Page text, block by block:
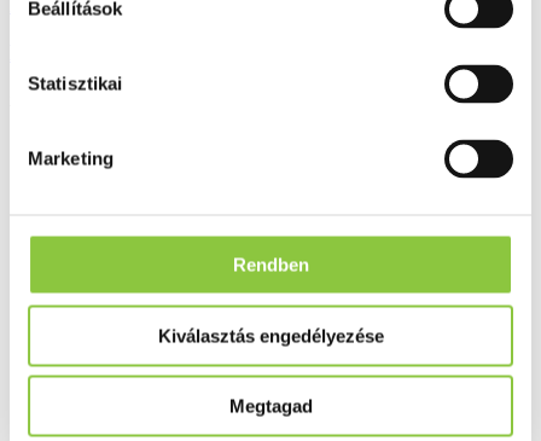
Beállítások
Statisztikai
Marketing
Rendben
Kiválasztás engedélyezése
Megtagad
Elolvasom